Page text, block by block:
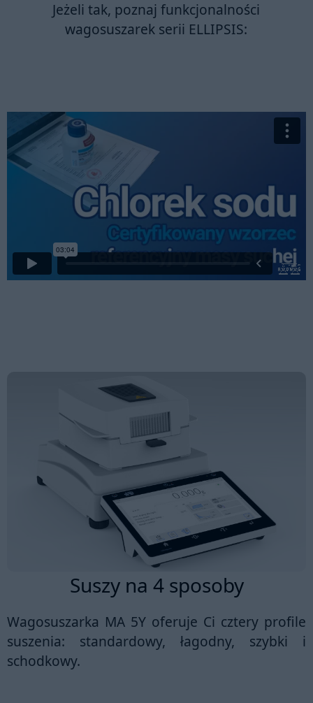
Jeżeli tak, poznaj funkcjonalności
wagosuszarek serii ELLIPSIS:
Suszy na 4 sposoby
Wagosuszarka MA 5Y oferuje Ci cztery profile
suszenia: standardowy, łagodny, szybki i
schodkowy.